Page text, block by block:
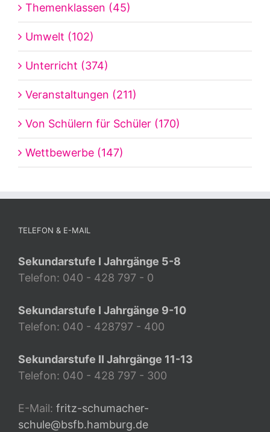
Themenklassen (45)
Umwelt (102)
Unterricht (374)
Veranstaltungen (211)
Von Schülern für Schüler (170)
Wettbewerbe (147)
TELEFON & E-MAIL
Sekundarstufe I Jahrgänge 5-8
Telefon: 040 - 428 797 - 0
Sekundarstufe I Jahrgänge 9-10
Telefon: 040 - 428797 - 400
Sekundarstufe II Jahrgänge 11-13
Telefon: 040 - 428 797 - 300
E-Mail: fritz-schumacher-
schule@bsfb.hamburg.de